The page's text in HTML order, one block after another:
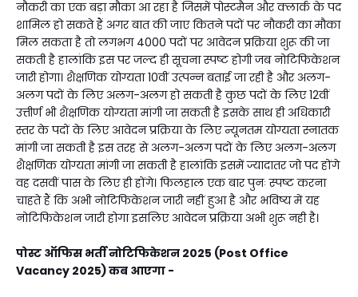
नौकरी का एक बड़ा मौका आ रहा है जिसमें पोस्टमैन और क्लार्क के पद
शामिल हो सकते हैं अगर बात की जाए कितने पदों पर नौकरी का मौका
मिल सकता है तो लगभग 4000 पदों पर आवेदन प्रक्रिया शुरू की जा
सकती है हालांकि इस पर जल्द ही सूचना स्पष्ट होगी जब नोटिफिकेशन
जारी होगा। शैक्षणिक योग्यता 10वीं उत्पन्न बताई जा रही है और अलग-
अलग पदों के लिए अलग-अलग हो सकती है कुछ पदों के लिए 12वीं
उत्तीर्ण भी शैक्षणिक योग्यता मांगी जा सकती है इसके साथ ही अधिकारी
स्तर के पदों के लिए आवेदन प्रक्रिया के लिए न्यूनतम योग्यता स्नातक
मांगी जा सकती है इस तरह से अलग-अलग पदों के लिए अलग-अलग
शैक्षणिक योग्यता मांगी जा सकती है हालांकि इसमें ज्यादातर जो पद होंगे
वह दसवीं पास के लिए ही होंगे। फिलहाल एक बार पुनः स्पष्ट करना
चाहते हैं कि अभी नोटिफिकेशन जारी नहीं हुआ है और भविष्य में यह
नोटिफिकेशन जारी होगा इसलिए आवेदन प्रक्रिया अभी शुरू नही है।
पोस्ट ऑफिस भर्ती नोटिफिकेशन 2025 (Post Office
Vacancy 2025) कब आएगा -